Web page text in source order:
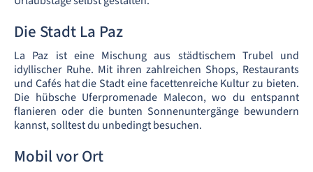
Die Stadt La Paz
La Paz ist eine Mischung aus städtischem Trubel und
idyllischer Ruhe. Mit ihren zahlreichen Shops, Restaurants
und Cafés hat die Stadt eine facettenreiche Kultur zu bieten.
Die hübsche Uferpromenade Malecon, wo du entspannt
flanieren oder die bunten Sonnenuntergänge bewundern
kannst, solltest du unbedingt besuchen.
Mobil vor Ort